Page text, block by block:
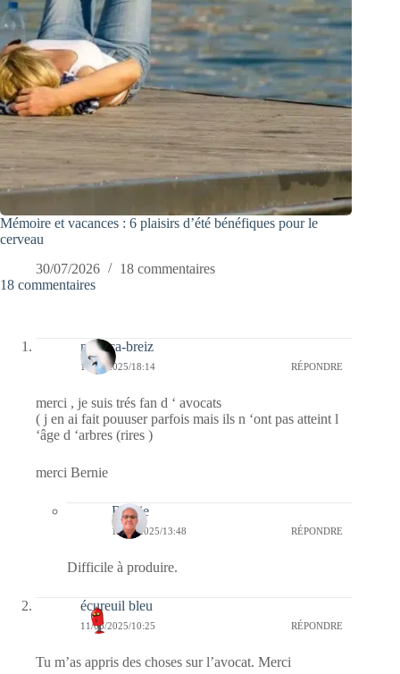
Mémoire et vacances : 6 plaisirs d’été bénéfiques pour le
cerveau
30/07/2026
18 commentaires
18 commentaires
monica-breiz
13/06/2025/18:14 RÉPONDRE
merci , je suis trés fan d ‘ avocats
( j en ai fait pouuser parfois mais ils n ‘ont pas atteint l
‘âge d ‘arbres (rires )
merci Bernie
Bernie
15/06/2025/13:48 RÉPONDRE
Difficile à produire.
écureuil bleu
11/06/2025/10:25 RÉPONDRE
Tu m’as appris des choses sur l’avocat. Merci